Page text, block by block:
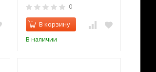
0
В корзину
В наличии